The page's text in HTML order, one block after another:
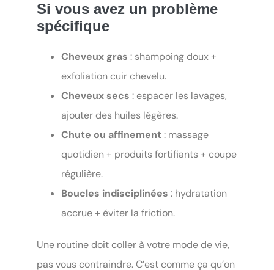
Si vous avez un problème
spécifique
Cheveux gras : shampoing doux +
exfoliation cuir chevelu.
Cheveux secs : espacer les lavages,
ajouter des huiles légères.
Chute ou affinement : massage
quotidien + produits fortifiants + coupe
régulière.
Boucles indisciplinées : hydratation
accrue + éviter la friction.
Une routine doit coller à votre mode de vie,
pas vous contraindre. C’est comme ça qu’on